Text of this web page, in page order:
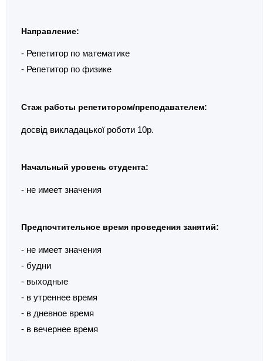
Направление:
- Репетитор по математике
- Репетитор по физике
Стаж работы репетитором/преподавателем:
досвід викладацької роботи 10р.
Начальный уровень студента:
- не имеет значения
Предпочтительное время проведения занятий:
- не имеет значения
- будни
- выходные
- в утреннее время
- в дневное время
- в вечернее время